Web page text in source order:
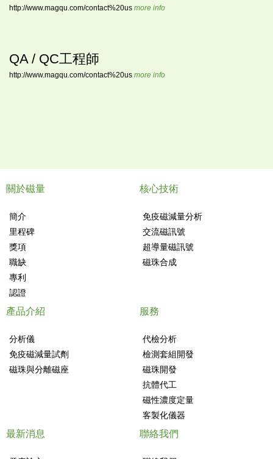
http://www.magqu.com/contact%20us more info
QA / QC工程師
http://www.magqu.com/contact%20us more info
關於磁量
簡介
里程碑
獎項
職缺
專利
認證
核心技術
免疫磁減量分析
交流磁訊號
超導量磁訊號
磁珠合成
產品介紹
分析儀
免疫磁減量試劑
磁珠與分離磁座
服務
代檢分析
檢測套組開發
磁珠開發
抗體代工
磁性濃度定量
客製化儀器
最新消息 聯絡我們